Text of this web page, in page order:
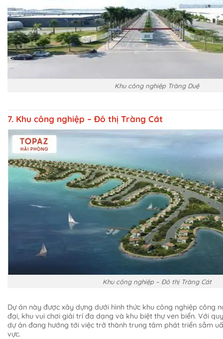
Khu công nghiệp Tràng Duệ
7. Khu công nghiệp – Đô thị Tràng Cát
Khu công nghiệp – Đô thị Tràng Cát
Dự án này được xây dựng dưới hình thức khu công nghiệp công
đại, khu vui chơi giải trí đa dạng và khu biệt thự ven biển. Với
dự án đang hướng tới việc trở thành trung tâm phát triển sầm
vực.